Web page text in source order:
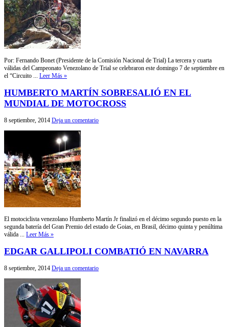
Por: Fernando Bonet (Presidente de la Comisión Nacional de Trial) La tercera y cuarta
válidas del Campeonato Venezolano de Trial se celebraron este domingo 7 de septiembre en
el “Circuito ... Leer Más »
HUMBERTO MARTÍN SOBRESALIÓ EN EL
MUNDIAL DE MOTOCROSS
8 septiembre, 2014 Deja un comentario
El motociclista venezolano Humberto Martín Jr finalizó en el décimo segundo puesto en la
segunda batería del Gran Premio del estado de Goias, en Brasil, décimo quinta y penúltima
válida ... Leer Más »
EDGAR GALLIPOLI COMBATIÓ EN NAVARRA
8 septiembre, 2014 Deja un comentario